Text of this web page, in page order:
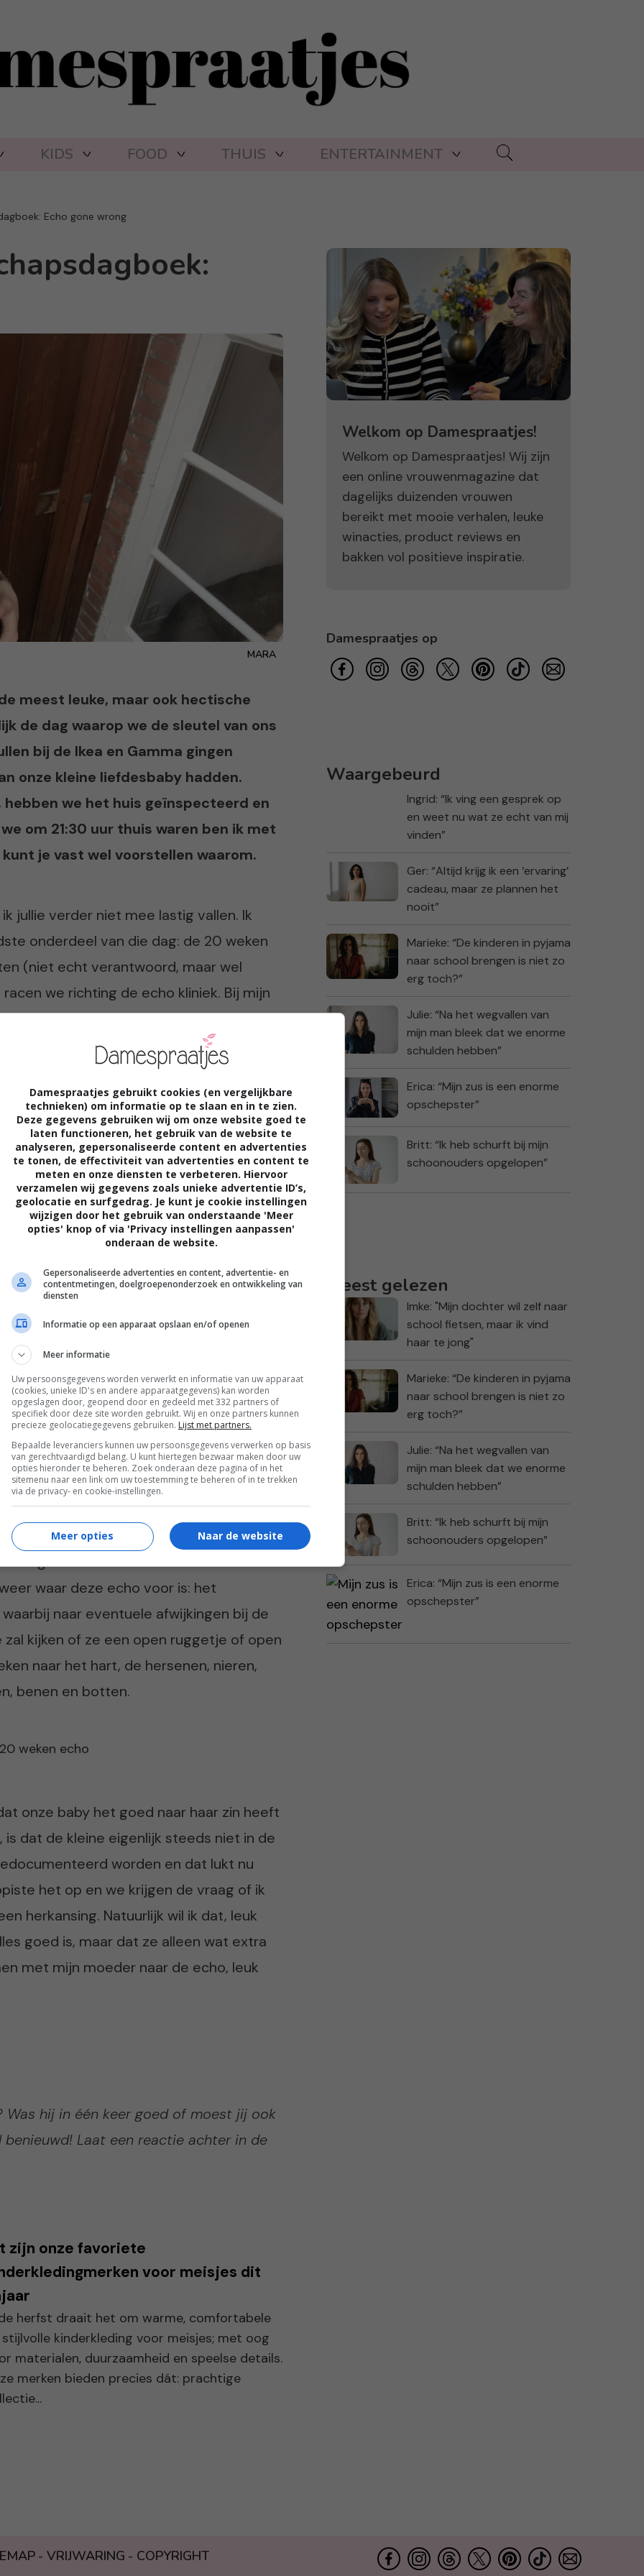
KIDS FOOD THUIS ENTERTAINMENT
Echo gone wrong
MARA
meest leuke, maar ook hectische
de dag waarop we de sleutel van ons
bij de Ikea en Gamma gingen
onze kleine liefdesbaby hadden.
we het huis geïnspecteerd en
om 21:30 uur thuis waren ben ik met
je vast wel voorstellen waarom.
jullie verder niet mee lastig vallen. Ik
onderdeel van die dag: de 20 weken
(niet echt verantwoord, maar wel
we richting de echo kliniek. Bij mijn
zichtbaar en dit kwam mede doordat ik
de baarmoeder dus niet genoeg naar
de Mac enorme bekers drinken en deze
Ward omdat hij een hekel aan
bijkomen, ik omdat ik heel nodig
minuten uit” zegt de echoscopiste
haalt. Shit, denk ik. “Hoe lang
plassen…” vraag ik de vrouw. Ze denkt
aan dat het bij een 20 weken echo
blaas te verschijnen. De extra minuten
ik flink mijn best op heb gedaan om
plassen.
zijn Ward en ik aan de beurt. De
mijn snel groeiende buik en zet hier het
door het beeld zwemmen. Wat
om te zien. Ward en ik zitten enorm
waar deze echo voor is: het
naar eventuele afwijkingen bij de
kijken of ze een open ruggetje of open
naar het hart, de hersenen, nieren,
benen en botten.
onze baby het goed naar haar zin heeft
is dat de kleine eigenlijk steeds niet in de
worden en dat lukt nu
het op en we krijgen de vraag of ik
herkansing. Natuurlijk wil ik dat, leuk
goed is, maar dat ze alleen wat extra
met mijn moeder naar de echo, leuk
hij in één keer goed of moest jij ook
Laat een reactie achter in de
zijn onze favoriete
voor meisjes dit
herfst draait het om warme, comfortabele
stijlvolle kinderkleding voor meisjes; met oog
materialen, duurzaamheid en speelse details.
merken bieden precies dát: prachtige
Welkom op Damespraatjes!
Welkom op Damespraatjes! Wij zijn
een online vrouwenmagazine dat
dagelijks duizenden vrouwen
bereikt met mooie verhalen, leuke
winacties, product reviews en
bakken vol positieve inspiratie.
Damespraatjes op
Waargebeurd
Ingrid: “Ik ving een gesprek op
en weet nu wat ze echt van mij
vinden”
Ger: “Altijd krijg ik een ‘ervaring’
cadeau, maar ze plannen het
nooit”
Marieke: “De kinderen in pyjama
naar school brengen is niet zo
erg toch?”
Julie: “Na het wegvallen van
mijn man bleek dat we enorme
schulden hebben”
Erica: “Mijn zus is een enorme
opschepster”
Britt: “Ik heb schurft bij mijn
schoonouders opgelopen”
Meest gelezen
Imke: "Mijn dochter wil zelf naar
school fietsen, maar ik vind
haar te jong"
Marieke: “De kinderen in pyjama
naar school brengen is niet zo
erg toch?”
Julie: “Na het wegvallen van
mijn man bleek dat we enorme
schulden hebben”
Britt: “Ik heb schurft bij mijn
schoonouders opgelopen”
Erica: “Mijn zus is een enorme
opschepster”
VRIJWARING COPYRIGHT
Damespraatjes gebruikt cookies (en vergelijkbare
technieken) om informatie op te slaan en in te zien.
Deze gegevens gebruiken wij om onze website goed te
laten functioneren, het gebruik van de website te
analyseren, gepersonaliseerde content en advertenties
te tonen, de effectiviteit van advertenties en content te
meten en onze diensten te verbeteren. Hiervoor
verzamelen wij gegevens zoals unieke advertentie ID’s,
geolocatie en surfgedrag. Je kunt je cookie instellingen
wijzigen door het gebruik van onderstaande 'Meer
opties' knop of via 'Privacy instellingen aanpassen'
onderaan de website.
Gepersonaliseerde advertenties en content, advertentie- en
contentmetingen, doelgroepenonderzoek en ontwikkeling van
diensten
Informatie op een apparaat opslaan en/of openen
Meer informatie
Uw persoonsgegevens worden verwerkt en informatie van uw apparaat
(cookies, unieke ID's en andere apparaatgegevens) kan worden
opgeslagen door, geopend door en gedeeld met 332 partners of
specifiek door deze site worden gebruikt. Wij en onze partners kunnen
precieze geolocatiegegevens gebruiken. Lijst met partners.
Bepaalde leveranciers kunnen uw persoonsgegevens verwerken op basis
van gerechtvaardigd belang. U kunt hiertegen bezwaar maken door uw
opties hieronder te beheren. Zoek onderaan deze pagina of in het
sitemenu naar een link om uw toestemming te beheren of in te trekken
via de privacy- en cookie-instellingen.
Naar de website
Meer opties